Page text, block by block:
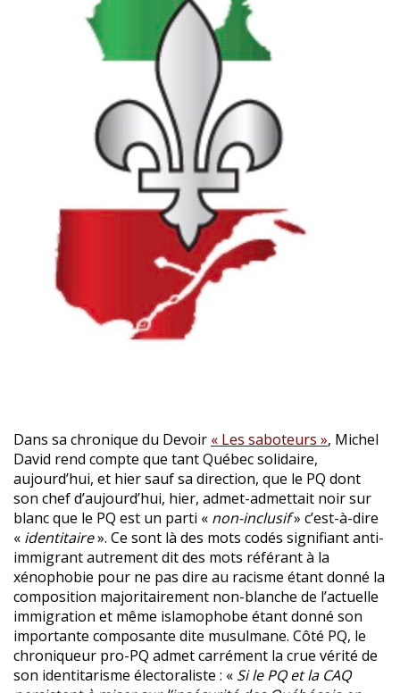
Dans sa chronique du Devoir « Les saboteurs », Michel
David rend compte que tant Québec solidaire,
aujourd’hui, et hier sauf sa direction, que le PQ dont
son chef d’aujourd’hui, hier, admet-admettait noir sur
blanc que le PQ est un parti « non-inclusif» c’est-à-dire
« identitaire». Ce sont là des mots codés signifiant anti-
immigrant autrement dit des mots référant à la
xénophobie pour ne pas dire au racisme étant donné la
composition majoritairement non-blanche de l’actuelle
immigration et même islamophobe étant donné son
importante composante dite musulmane. Côté PQ, le
chroniqueur pro-PQ admet carrément la crue vérité de
son identitarisme électoraliste : « Si le PQ et la CAQ